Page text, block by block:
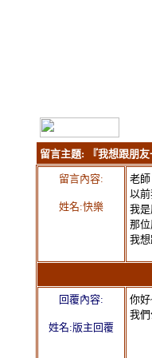
留言主題: 『我想跟朋
留言內容:
姓名:快樂
老
以
我
那
我
回覆內容:
姓名:版主回覆
你好
我